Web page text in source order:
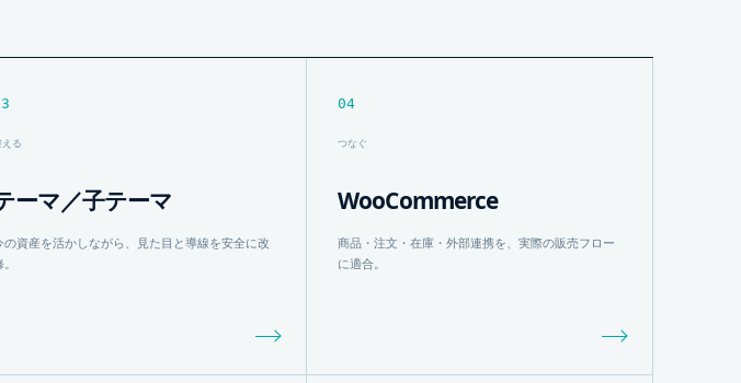
る
ーマ／子テーマ
の資産を活かしながら、見た目と導線を安全に改
04
つなぐ
WooCommerce
商品・注文・在庫・外部連携を、実際の販売フロー
に適合。